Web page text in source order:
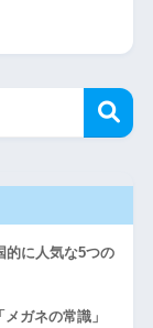
的に人気な5つの
ガネの常識」